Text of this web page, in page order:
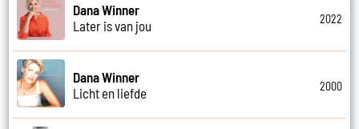
Dana Winner
Later is van jou
2022
Dana Winner
Licht en liefde
2000